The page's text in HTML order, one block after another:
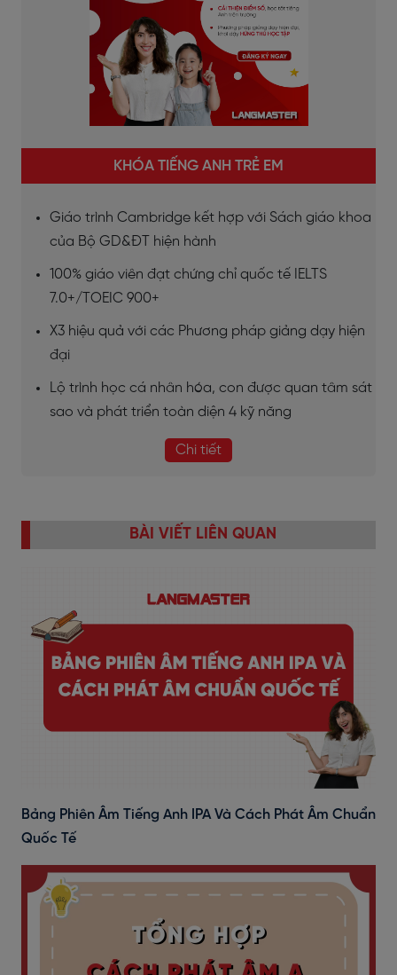
KHÓA TIẾNG ANH TRẺ EM
Giáo trình Cambridge kết hợp với Sách giáo khoa
của Bộ GD&ĐT hiện hành
100% giáo viên đạt chứng chỉ quốc tế IELTS
7.0+/TOEIC 900+
X3 hiệu quả với các Phương pháp giảng dạy hiện
đại
Lộ trình học cá nhân hóa, con được quan tâm sát
sao và phát triển toàn diện 4 kỹ năng
Chi tiết
BÀI VIẾT LIÊN QUAN
Bảng Phiên Âm Tiếng Anh IPA Và Cách Phát Âm Chuẩn
Quốc Tế